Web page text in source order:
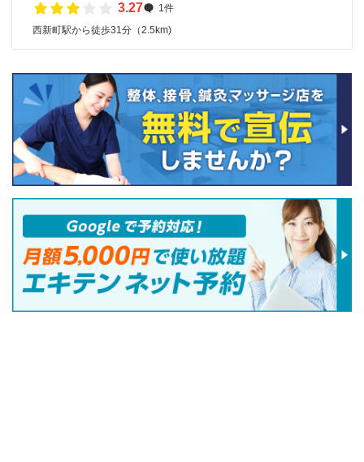
3.27
1件
西新町駅から徒歩31分（2.5km)